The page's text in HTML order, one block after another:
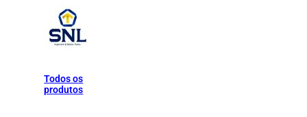
Todos os
produtos